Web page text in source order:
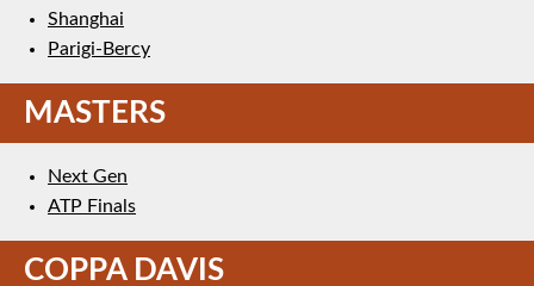
Shanghai
Parigi-Bercy
MASTERS
Next Gen
ATP Finals
COPPA DAVIS